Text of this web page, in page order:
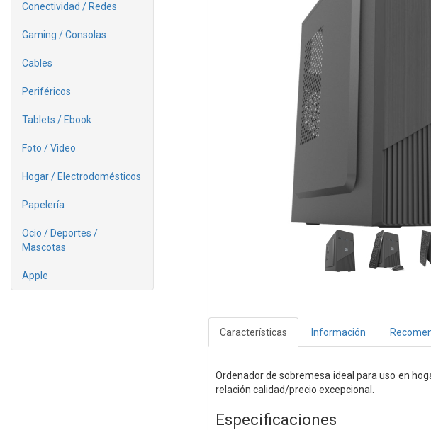
Conectividad / Redes
Gaming / Consolas
Cables
Periféricos
Tablets / Ebook
Foto / Video
Hogar / Electrodomésticos
Papelería
Ocio / Deportes /
Mascotas
Apple
Características Información
Ordenador de sobremesa ideal para uso en
relación calidad/precio excepcional.
Especificaciones